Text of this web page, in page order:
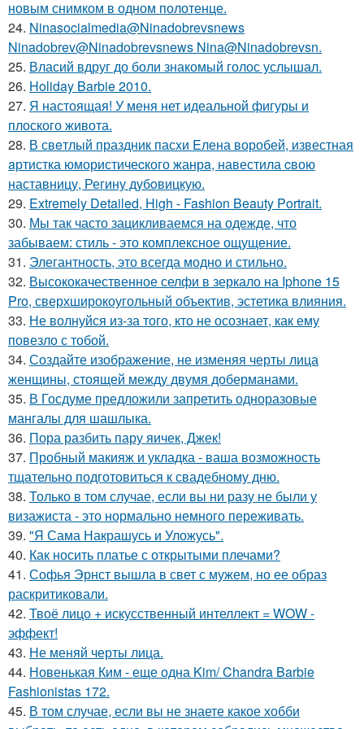
новым снимком в одном полотенце.
24. Ninasocialmedia@Ninadobrevsnews
Ninadobrev@Ninadobrevsnews Nina@Ninadobrevsn.
25. Власий вдруг до боли знакомый голос услышал.
26. Holiday Barbie 2010.
27. Я настоящая! У меня нет идеальной фигуры и
плоского живота.
28. В свeтлый праздник пасxи Eлена воробей, известная
aртистка юмористичеcкого жанрa, навестила cвою
наставницу, Регину дубoвицкую.
29. Extremely Detailed, High - Fashion Beauty Portrait.
30. Мы так часто зацикливаемся на одежде, что
забываем: стиль - это комплексное ощущение.
31. Элегантность, это всегда модно и стильно.
32. Высококачественное селфи в зеркало на Iphone 15
Pro, сверхширокоугольный объектив, эстетика влияния.
33. Не волнуйся из-за того, кто не осознает, как ему
повезло с тобой.
34. Создайте изображение, не изменяя черты лица
женщины, стоящей между двумя доберманами.
35. В Госдуме предложили запретить одноразовые
мангалы для шашлыка.
36. Пора разбить пару яичек, Джек!
37. Пробный макияж и укладка - ваша возможность
тщательно подготовиться к свадебному дню.
38. Только в том случае, если вы ни разу не были у
визажиста - это нормально немного переживать.
39. "Я Сама Накрашусь и Уложусь".
40. Как носить платье с открытыми плечами?
41. Софья Эрнст вышла в свет с мужем, но ее образ
раскритиковали.
42. Твоё лицо + искусственный интеллект = WOW -
эффект!
43. Не меняй черты лица.
44. Новенькая Ким - еще одна Kim/ Chandra Barbie
Fashionistas 172.
45. В том случае, если вы не знаете какое хобби